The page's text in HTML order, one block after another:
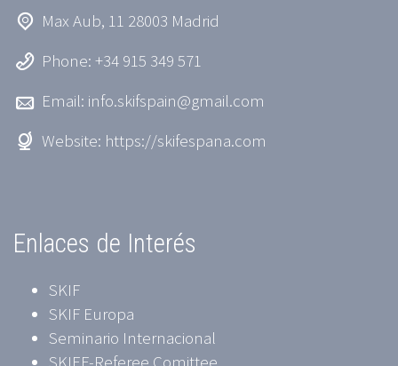
Max Aub, 11 28003 Madrid
Phone: +34 915 349 571
Email: info.skifspain@gmail.com
Website: https://skifespana.com
Enlaces de Interés
SKIF
SKIF Europa
Seminario Internacional